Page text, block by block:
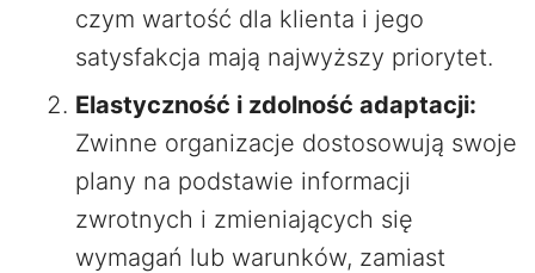
czym wartość dla klienta i jego
satysfakcja mają najwyższy priorytet.
Elastyczność i zdolność adaptacji:
Zwinne organizacje dostosowują swoje
plany na podstawie informacji
zwrotnych i zmieniających się
wymagań lub warunków, zamiast